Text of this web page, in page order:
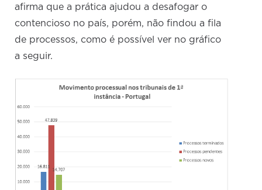
afirma que a prática ajudou a desafogar o
contencioso no país, porém, não findou a fila
de processos, como é possível ver no gráfico
a seguir.